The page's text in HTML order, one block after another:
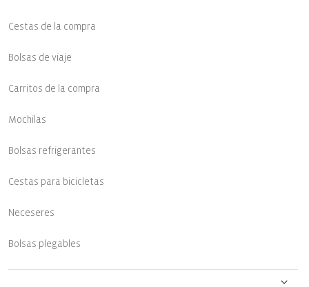
Cestas de la compra
Bolsas de viaje
Carritos de la compra
Mochilas
Bolsas refrigerantes
Cestas para bicicletas
Neceseres
Bolsas plegables